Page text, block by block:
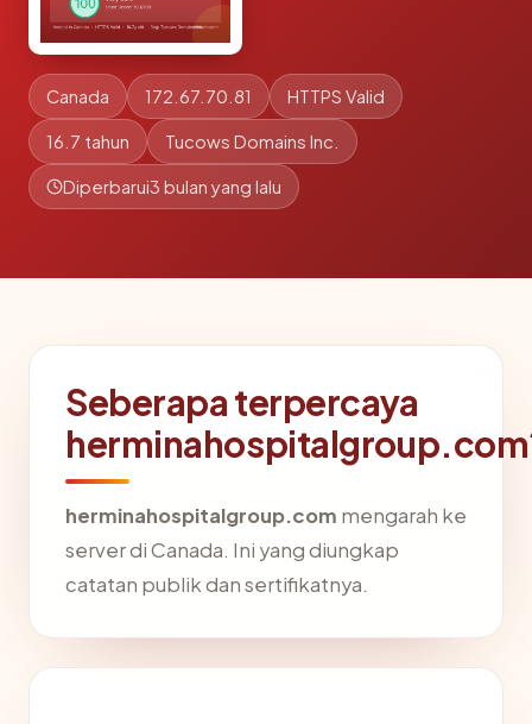
Canada 172.67.70.81 HTTPS Valid
16.7 tahun Tucows Domains Inc.
Diperbarui3 bulan yang lalu
Seberapa terpercaya
herminahospitalgroup.com mengarah ke
server di Canada. Ini yang diungkap
catatan publik dan sertifikatnya.